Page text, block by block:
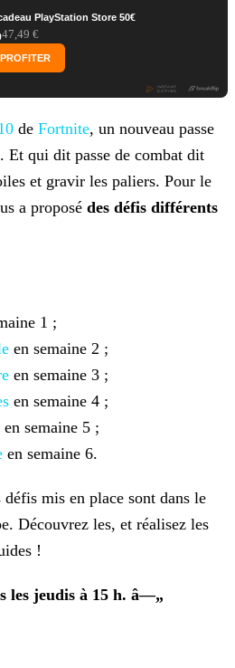
PlayStation Store 50€
47,49 €
PROFITER
de Fortnite, un nouveau passe
Et qui dit passe de combat dit
et gravir les paliers. Pour le
a proposé des défis différents
1 ;
en semaine 2 ;
en semaine 3 ;
en semaine 4 ;
en semaine 5 ;
en semaine 6.
mis en place sont dans le
Découvrez les, et réalisez les
!
les jeudis à 15 h. â—„